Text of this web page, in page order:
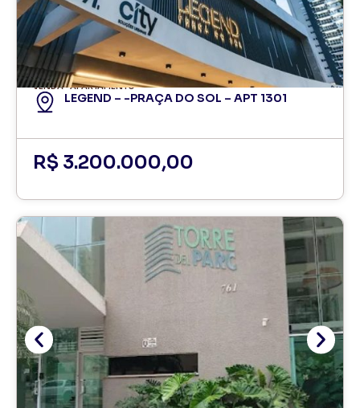
VENDA APARTAMENTO
LEGEND – -PRAÇA DO SOL – APT 1301
R$ 3.200.000,00